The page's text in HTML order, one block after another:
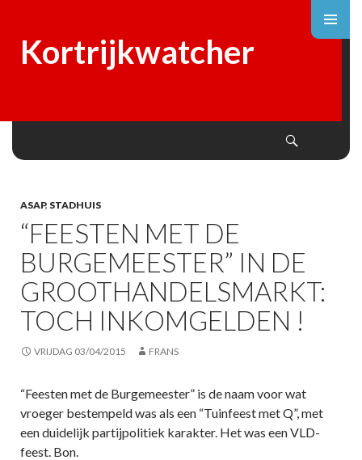
Kortrijkwatcher
ASAP, STADHUIS
“FEESTEN MET DE
BURGEMEESTER” IN DE
GROOTHANDELSMARKT:
TOCH INKOMGELDEN !
VRIJDAG 03/04/2015 FRANS
“Feesten met de Burgemeester” is de naam voor wat
vroeger bestempeld was als een “Tuinfeest met Q”, met
een duidelijk partijpolitiek karakter. Het was een VLD-
feest. Bon.